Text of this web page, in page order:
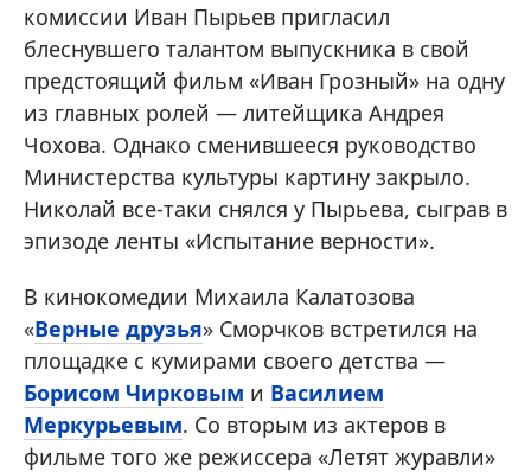
комиссии Иван Пырьев пригласил
блеснувшего талантом выпускника в свой
предстоящий фильм «Иван Грозный» на одну
из главных ролей — литейщика Андрея
Чохова. Однако сменившееся руководство
Министерства культуры картину закрыло.
Николай все-таки снялся у Пырьева, сыграв в
эпизоде ленты «Испытание верности».
В кинокомедии Михаила Калатозова
«Верные друзья» Сморчков встретился на
площадке с кумирами своего детства —
Борисом Чирковым и Василием
Меркурьевым. Со вторым из актеров в
фильме того же режиссера «Летят журавли»